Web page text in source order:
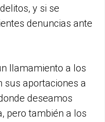
y si se
denuncias ante
llamamiento a los
sus aportaciones a
deseamos
pero también a los